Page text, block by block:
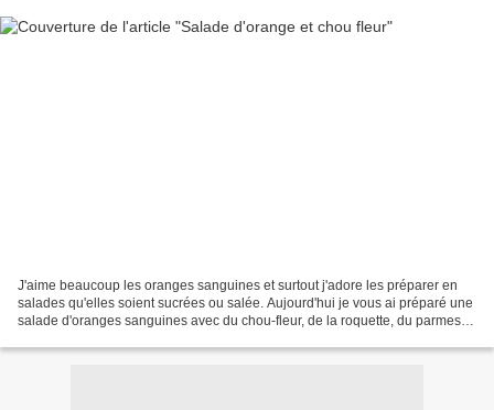
J'aime beaucoup les oranges sanguines et surtout j'adore les préparer en
salades qu'elles soient sucrées ou salée. Aujourd'hui je vous ai préparé une
salade d'oranges sanguines avec du chou-fleur, de la roquette, du parmesan